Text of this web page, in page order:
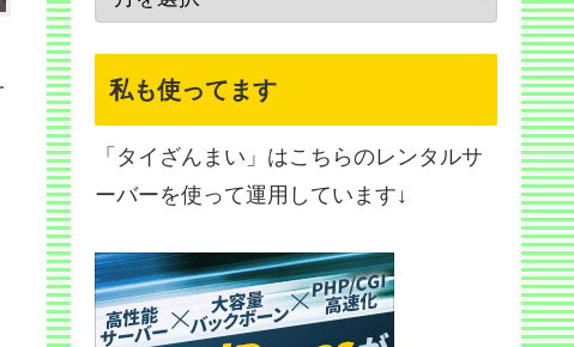
私も使ってます
「タイざんまい」はこちらのレンタルサ
ーバーを使って運用しています↓